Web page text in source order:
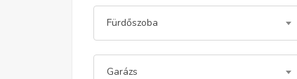
Fürdőszoba
Garázs